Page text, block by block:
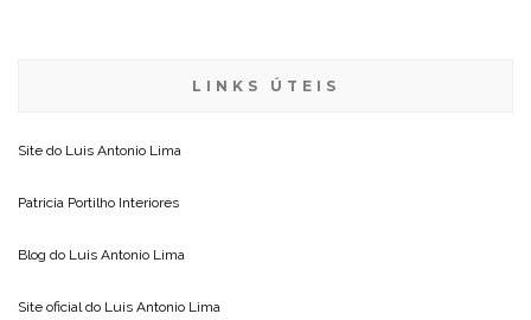
LINKS ÚTEIS
Site do Luis Antonio Lima
Patricia Portilho Interiores
Blog do Luis Antonio Lima
Site oficial do Luis Antonio Lima